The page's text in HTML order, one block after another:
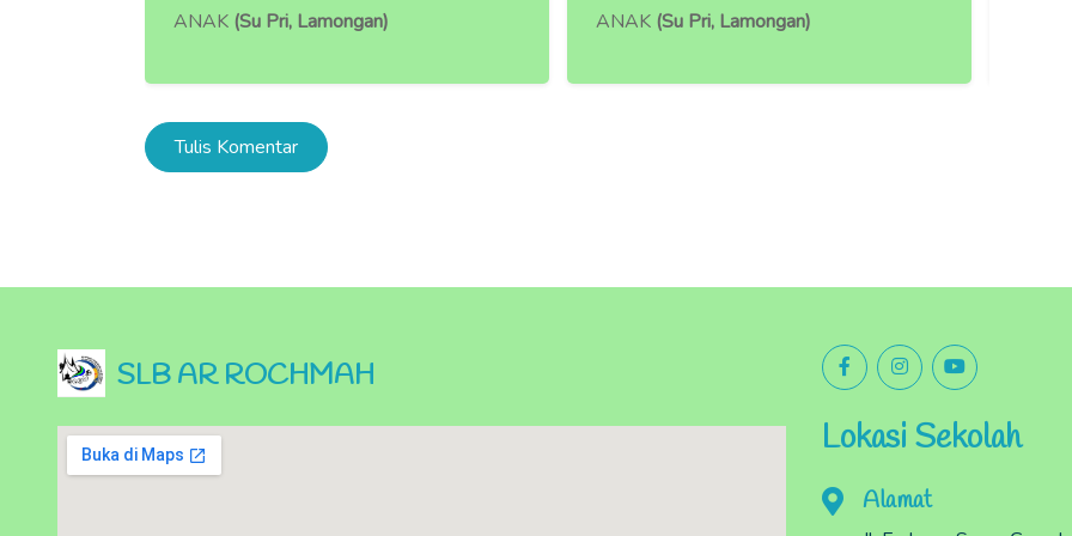
ANAK (Su Pri, Lamongan)
ANAK (Su Pri, Lamongan)
Tulis Komentar
SLB AR ROCHMAH
Lokasi Sekolah
Alamat